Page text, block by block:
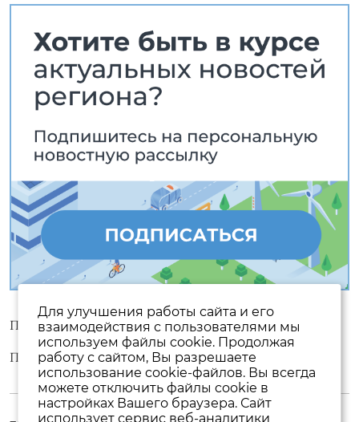
Пользовательское соглашение
Политика конфиденциальности
Для улучшения работы сайта и его
взаимодействия с пользователями мы
используем файлы cookie. Продолжая
работу с сайтом, Вы разрешаете
использование cookie-файлов. Вы всегда
можете отключить файлы cookie в
настройках Вашего браузера. Сайт
использует сервис веб-аналитики